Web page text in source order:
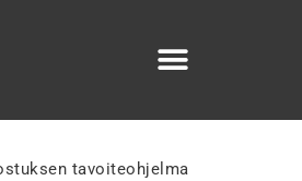
tavoiteohjelma